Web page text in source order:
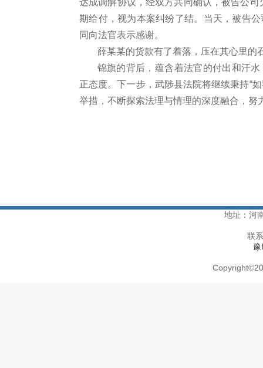
达成调解协议，经双方共同确认，被告公
期给付，视为本案纠纷了结。当天，被告
同向法官表示感谢。
薛某某的货款有了着落，压在其心里的
锦旗的背后，蕴含着法官的付出和汗
正态度。下一步，武陟县法院将继续秉持“
举措，不断探索法理与情理的深度融合，
地址：河
联
豫
Copyright©